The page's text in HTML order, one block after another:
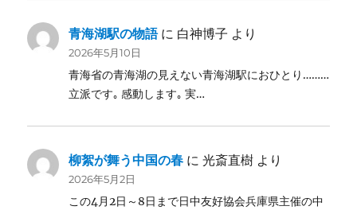
青海湖駅の物語に 白神博子 より
2026年5月10日
青海省の青海湖の見えない青海湖駅におひとり………
立派です｡ 感動します｡ 実…
柳絮が舞う中国の春 に光斎直樹 より
2026年5月2日
この4月2日～8日まで日中友好協会兵庫県主催の中